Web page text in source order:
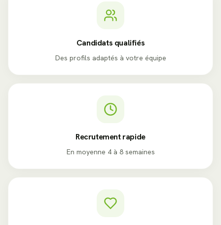
Candidats qualifiés
Des profils adaptés à votre équipe
Recrutement rapide
En moyenne 4 à 8 semaines